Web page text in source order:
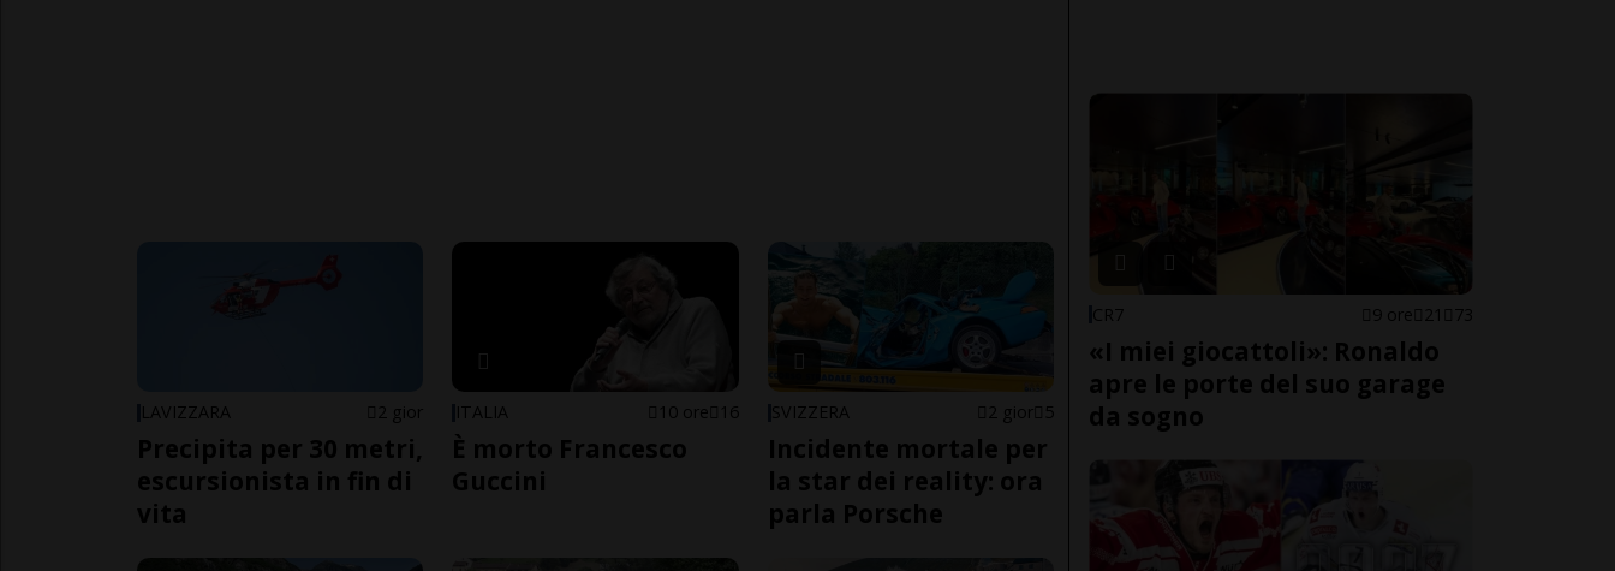
LAVIZZARA 2 gior
Precipita per 30 metri,
escursionista in fin di
vita
ITALIA 10 ore 16
È morto Francesco
Guccini
SVIZZERA 2 gior 5
Incidente mortale per
la star dei reality: ora
parla Porsche
CR7 9 ore 21 73
«I miei giocattoli»: Ronaldo
apre le porte del suo garage
da sogno